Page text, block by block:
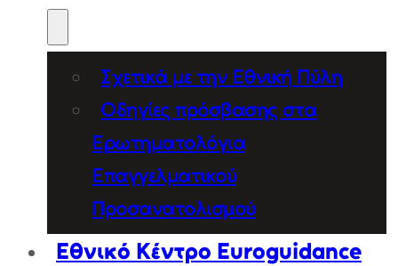
Σχετικά με την Εθνική Πύλη
Οδηγίες πρόσβασης στα
Ερωτηματολόγια
Επαγγελματικού
Προσανατολισμού
Εθνικό Κέντρο Euroguidance